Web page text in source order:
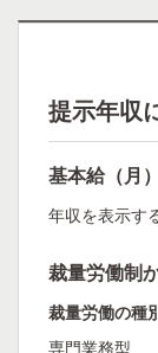
提示年収
基本給（月）
年収を表示す
裁量労働制
裁量労働の種
専門業務型